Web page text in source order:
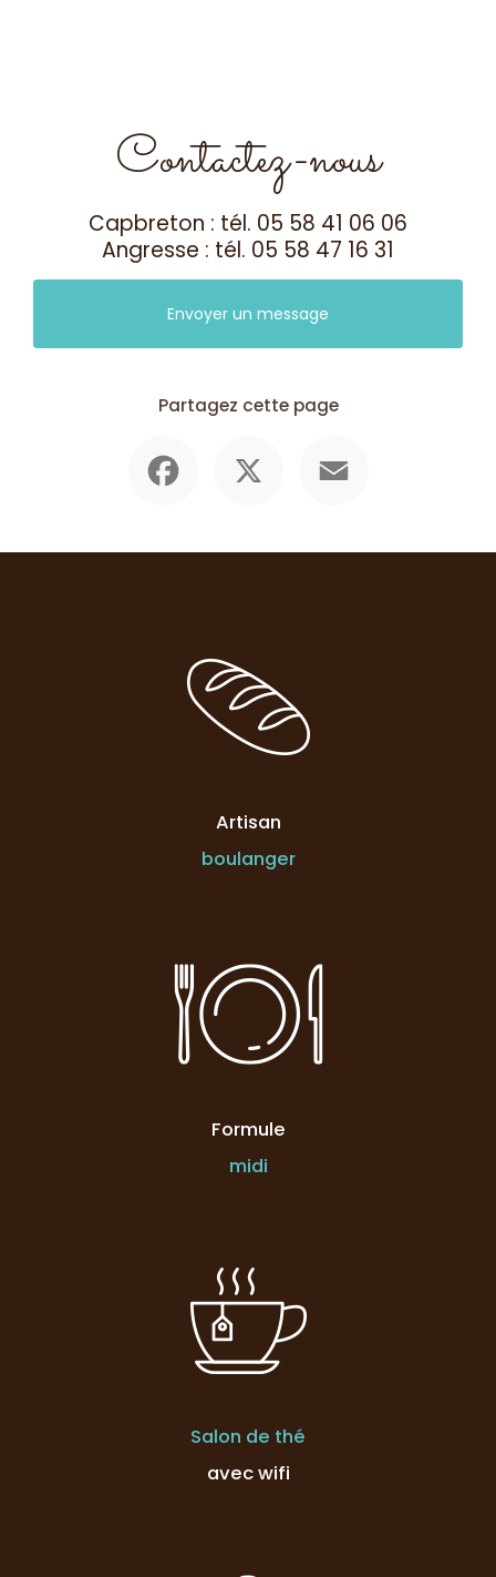
Contactez-nous
Capbreton : tél. 05 58 41 06 06
Angresse : tél. 05 58 47 16 31
Envoyer un message
Partagez cette page
Artisan
boulanger
Formule
midi
Salon de thé
avec wifi